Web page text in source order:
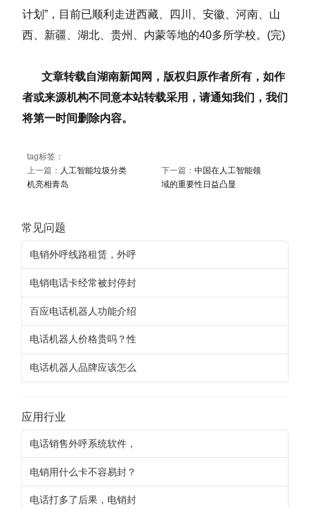
计划”，目前已顺利走进西藏、四川、安徽、河南、山
西、新疆、湖北、贵州、内蒙等地的40多所学校。(完)
文章转载自湖南新闻网，版权归原作者所有，如作
者或来源机构不同意本站转载采用，请通知我们，我们
将第一时间删除内容。
tag标签：
上一篇： 人工智能垃圾分类
机亮相青岛
下一篇： 中国在人工智能领
域的重要性日益凸显
常见问题
电销外呼线路租赁，外呼
电销电话卡经常被封停封
百应电话机器人功能介绍
电话机器人价格贵吗？性
电话机器人品牌应该怎么
应用行业
电话销售外呼系统软件，
电销用什么卡不容易封？
电话打多了后果，电销封